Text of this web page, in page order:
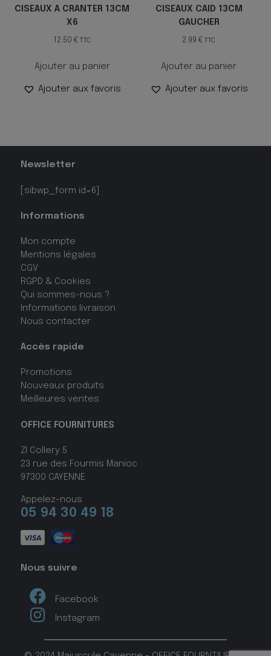
CISEAUX A CRANTER 13CM
X6
12.50€ TTC
Ajouter au panier
Ajouter aux favoris
CISEAUX CAID 13CM
GAUCHER
2.99€ TTC
Ajouter au panier
Ajouter aux favoris
Newsletter
[sibwp_form id=6]
Informations
Mon compte
Mentions légales
CGV
RGPD & Cookies
Qui sommes-nous ?
Informations livraison
Nous contacter
Accès rapide
Promotions
Nouveaux produits
Meilleures ventes
OFFICE FOURNITURES
ZI Collery 5
23 rue des Fourmis Manioc
97300 CAYENNE
Appelez-nous
05 94 30 49 18
Nous suivre
Facebook
Instagram